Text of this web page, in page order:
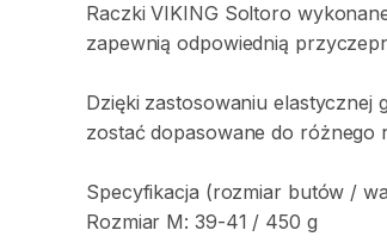
Raczki VIKING Soltoro
zapewnią odpowiednią
Dzięki zastosowaniu elastycznej
zostać dopasowane do różnego
Specyfikacja (rozmiar butów ​/​
Rozmiar M: 39-41 ​/​ 450 g